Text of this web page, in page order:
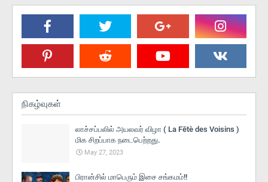
நிகழ்வுகள்
லாச்சப்பலில் அயலவர் விழா ( La Fētè des Voisins )
மிக சிறப்பாக நடைபெற்றது.
May 27, 2023
பிரான்சில் மாபெரும் இசை சங்கமம்!!